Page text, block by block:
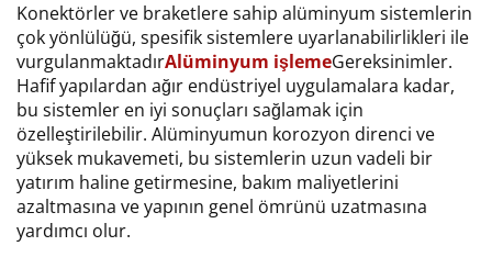
Konektörler ve braketlere sahip alüminyum sistemlerin
çok yönlülüğü, spesifik sistemlere uyarlanabilirlikleri ile
vurgulanmaktadırAlüminyum işlemeGereksinimler.
Hafif yapılardan ağır endüstriyel uygulamalara kadar,
bu sistemler en iyi sonuçları sağlamak için
özelleştirilebilir. Alüminyumun korozyon direnci ve
yüksek mukavemeti, bu sistemlerin uzun vadeli bir
yatırım haline getirmesine, bakım maliyetlerini
azaltmasına ve yapının genel ömrünü uzatmasına
yardımcı olur.